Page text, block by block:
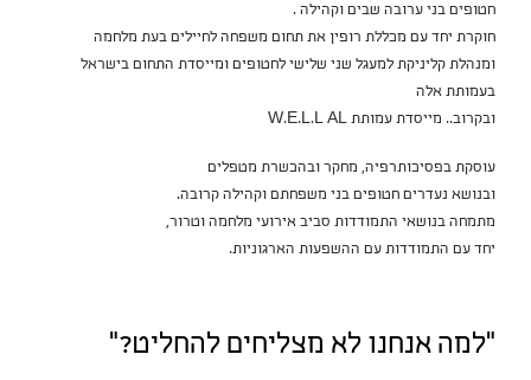
חטופים בני ערובה שבים וקהילה .
חוקרת יחד עם מכללת רופין את תחום משפחה לחיילים בעת מלחמה
ומנהלת קליניקת למעגל שני שלישי לחטופים ומייסדת התחום בישראל
בעמותת אלה
ובקרוב.. מייסדת עמותת W.E.L.L AL
עוסקת בפסיכותרפיה, מחקר ובהכשרת מטפלים
ובנושא נעדרים חטופים בני משפחתם וקהילה קרובה.
מתמחה בנושאי התמודדות סביב אירועי מלחמה וטרור,
יחד עם התמודדות עם ההשפעות הארגוניות.
״למה אנחנו לא מצליחים להחליט?”